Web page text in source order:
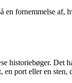
en fornemmelse
historiebøger.
port eller en sten,